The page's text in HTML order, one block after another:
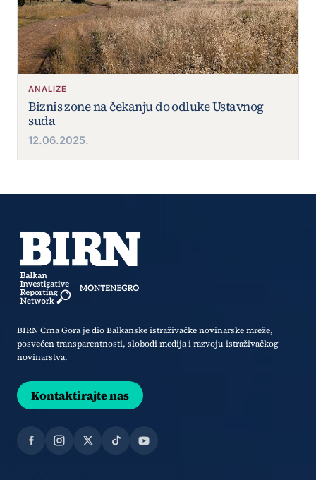
ANALIZE
Biznis zone na čekanju do odluke Ustavnog
suda
12.06.2025.
BIRN Crna Gora je dio Balkanske istraživačke novinarske mreže,
posvećen transparentnosti, slobodi medija i razvoju istraživačkog
novinarstva.
Kontaktirajte nas
Facebook
Instagram
X TikTokYouTube